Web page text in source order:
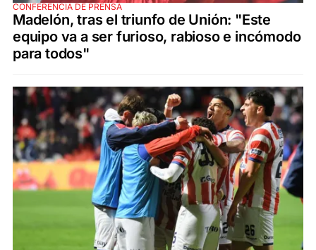
CONFERENCIA DE PRENSA
Madelón, tras el triunfo de Unión: "Este
equipo va a ser furioso, rabioso e incómodo
para todos"